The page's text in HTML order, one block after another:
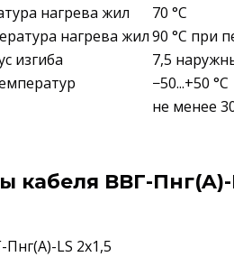
нагрева жил
70 °C
нагрева жил90 °C при
изгиба
7,5
−50...+50 °C
не менее
кабеля ВВГ-Пнг(A)-
Пнг(A)-LS 2х1,5